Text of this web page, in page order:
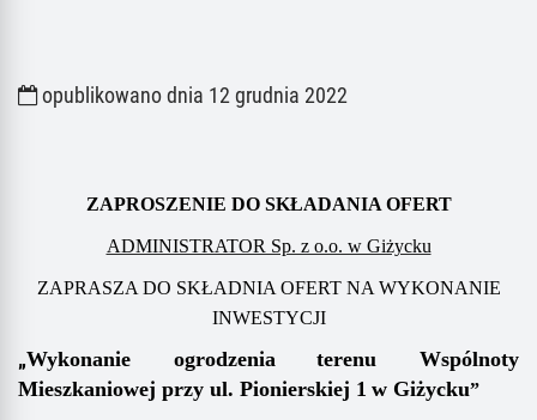
opublikowano dnia 12 grudnia 2022
ZAPROSZENIE DO SKŁADANIA OFERT
ADMINISTRATOR Sp. z o.o. w Giżycku
ZAPRASZA DO SKŁADNIA OFERT NA WYKONANIE
INWESTYCJI
„Wykonanie ogrodzenia terenuWspólnoty
Mieszkaniowej przy ul. Pionierskiej 1 w Giżycku”